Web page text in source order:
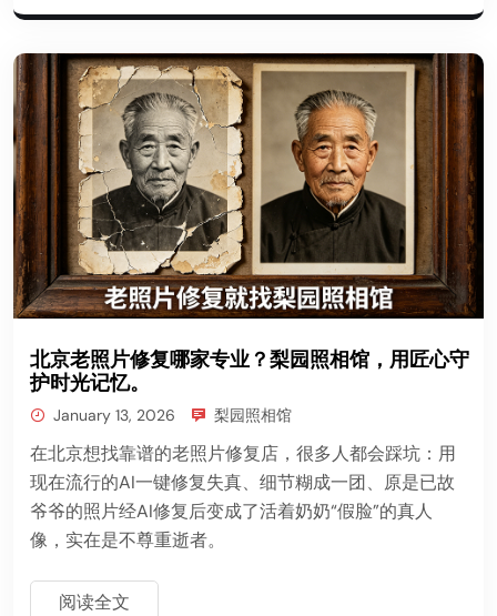
北京老照片修复哪家专业？梨园照相馆，用匠心守
护时光记忆。
January 13, 2026 梨园照相馆
在北京想找靠谱的老照片修复店，很多人都会踩坑：用
现在流行的AI一键修复失真、细节糊成一团、原是已故
爷爷的照片经AI修复后变成了活着奶奶“假脸”的真人
像，实在是不尊重逝者。
阅读全文